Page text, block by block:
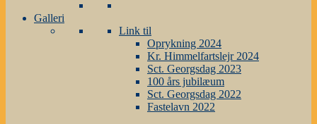
Galleri
Link til
Oprykning 2024
Kr. Himmelfartslejr 2024
Sct. Georgsdag 2023
100 års jubilæum
Sct. Georgsdag 2022
Fastelavn 2022